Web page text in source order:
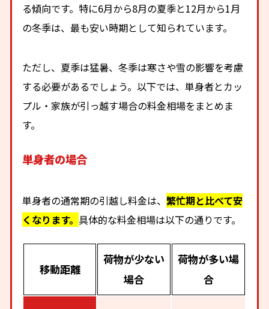
る傾向です。特に6月から8月の夏季と12月から1月
の冬季は、最も安い時期として知られています。
ただし、夏季は猛暑、冬季は寒さや雪の影響を考慮
する必要があるでしょう。以下では、単身者とカッ
プル・家族が引っ越す場合の料金相場をまとめま
す。
単身者の場合
単身者の通常期の引越し料金は、繁忙期と比べて安
くなります。 具体的な料金相場は以下の通りです。
移動距離
荷物が少ない
場合
荷物が多い場
合